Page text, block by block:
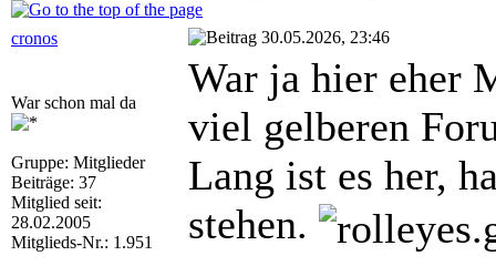
cronos 30.05.2026, 23:46
War schon mal da
Gruppe: Mitglieder
Beiträge: 37
Mitglied seit:
28.02.2005
Mitglieds-Nr.: 1.951
War ja hier eher
viel gelberen
Lang ist es her,
stehen.